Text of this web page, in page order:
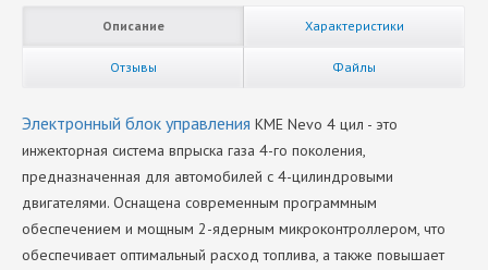
Описание Характеристики
Отзывы Файлы
Электронный блок управления KME Nevo 4 цил - это
инжекторная система впрыска газа 4-го поколения,
предназначенная для автомобилей с 4-цилиндровыми
двигателями. Оснащена современным программным
обеспечением и мощным 2-ядерным микроконтроллером, что
обеспечивает оптимальный расход топлива, а также повышает